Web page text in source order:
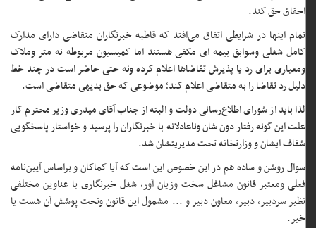
احقاق حق کند.
تمام اینها در شرایطی اتفاق می‌افتد که قاطبه خبرنگاران متقاضی دارای مدارک
کامل شغلی وسوابق بیمه ای مکفی هستند اما کمیسیون مربوطه نه متر وملاک
ومعیاری برای رد یا پذیرش تقاضاها اعلام کرده ونه حتی حاضر است در چند خط
دلیل رد تقاضا را به متقاضی اعلام کند؛ موضوعی که حق بدیهی متقاضی است.
لذا باید از شورای اطلاع‌رسانی دولت و البته از جناب آقای میدری وزیر محترم کار
علت این گونه رفتار دون شان وناعادلانه با خبرنگاران را پرسید و خواستار پاسخگویی
شفاف ایشان و وزارتخانه تحت مدیریتشان شد.
سوال روشن و ساده هم در این خصوص این است که آیا کماکان و براساس آیین‌نامه
فعلی ومعتبر قانون مشاغل سخت وزیان آور، شغل خبرنگاری با عناوین مختلفی
نظیر سردبیر، دبیر، معاون دبیر و ... مشمول این قانون وتحت پوشش آن هست یا
خیر.